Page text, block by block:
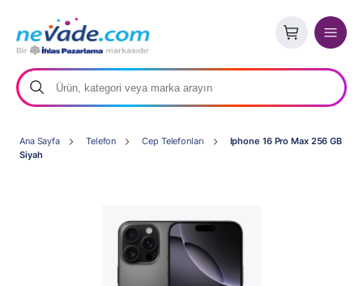
Ana Sayfa Telefon Cep Telefonları
Iphone 16 Pro Max 256 GB
Siyah